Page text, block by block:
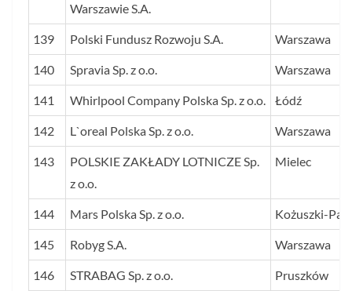
Warszawie S.A.
139 Polski Fundusz Rozwoju S.A. Warszawa
140 Spravia Sp. z o.o. Warszawa
141 Whirlpool Company Polska Sp. z o.o. Łódź
142 L`oreal Polska Sp. z o.o. Warszawa
143
POLSKIE ZAKŁADY LOTNICZE Sp.
z o.o.
Mielec
144 Mars Polska Sp. z o.o. Kożuszki-
145 Robyg S.A. Warszawa
146 STRABAG Sp. z o.o. Pruszków